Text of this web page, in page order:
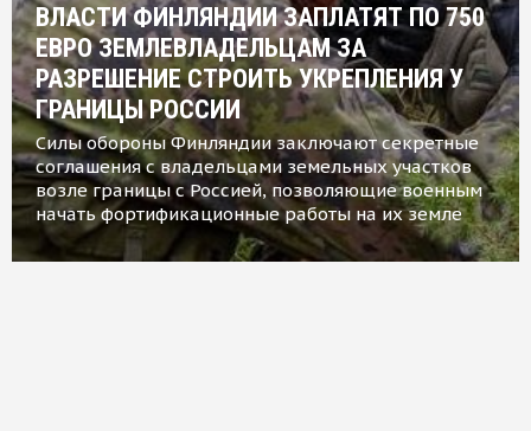
ВЛАСТИ ФИНЛЯНДИИ ЗАПЛАТЯТ ПО 750
ЕВРО ЗЕМЛЕВЛАДЕЛЬЦАМ ЗА
РАЗРЕШЕНИЕ СТРОИТЬ УКРЕПЛЕНИЯ У
ГРАНИЦЫ РОССИИ
Силы обороны Финляндии заключают секретные
соглашения с владельцами земельных участков
возле границы с Россией, позволяющие военным
начать фортификационные работы на их земле